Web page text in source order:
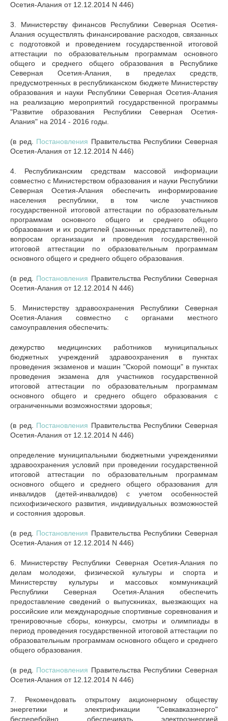
Осетия-Алания от 12.12.2014 N 446)
3. Министерству финансов Республики Северная Осетия-
Алания осуществлять финансирование расходов, связанных
с подготовкой и проведением государственной итоговой
аттестации по образовательным программам основного
общего и среднего общего образования в Республике
Северная Осетия-Алания, в пределах средств,
предусмотренных в республиканском бюджете Министерству
образования и науки Республики Северная Осетия-Алания
на реализацию мероприятий государственной программы
"Развитие образования Республики Северная Осетия-
Алания" на 2014 - 2016 годы.
(в ред. Постановления Правительства Республики Северная
Осетия-Алания от 12.12.2014 N 446)
4. Республиканским средствам массовой информации
совместно с Министерством образования и науки Республики
Северная Осетия-Алания обеспечить информирование
населения республики, в том числе участников
государственной итоговой аттестации по образовательным
программам основного общего и среднего общего
образования и их родителей (законных представителей), по
вопросам организации и проведения государственной
итоговой аттестации по образовательным программам
основного общего и среднего общего образования.
(в ред. Постановления Правительства Республики Северная
Осетия-Алания от 12.12.2014 N 446)
5. Министерству здравоохранения Республики Северная
Осетия-Алания совместно с органами местного
самоуправления обеспечить:
дежурство медицинских работников муниципальных
бюджетных учреждений здравоохранения в пунктах
проведения экзаменов и машин "Скорой помощи" в пунктах
проведения экзамена для участников государственной
итоговой аттестации по образовательным программам
основного общего и среднего общего образования с
ограниченными возможностями здоровья;
(в ред. Постановления Правительства Республики Северная
Осетия-Алания от 12.12.2014 N 446)
определение муниципальными бюджетными учреждениями
здравоохранения условий при проведении государственной
итоговой аттестации по образовательным программам
основного общего и среднего общего образования для
инвалидов (детей-инвалидов) с учетом особенностей
психофизического развития, индивидуальных возможностей
и состояния здоровья.
(в ред. Постановления Правительства Республики Северная
Осетия-Алания от 12.12.2014 N 446)
6. Министерству Республики Северная Осетия-Алания по
делам молодежи, физической культуры и спорта и
Министерству культуры и массовых коммуникаций
Республики Северная Осетия-Алания обеспечить
предоставление сведений о выпускниках, выезжающих на
российские или международные спортивные соревнования и
тренировочные сборы, конкурсы, смотры и олимпиады в
период проведения государственной итоговой аттестации по
образовательным программам основного общего и среднего
общего образования.
(в ред. Постановления Правительства Республики Северная
Осетия-Алания от 12.12.2014 N 446)
7. Рекомендовать открытому акционерному обществу
энергетики и электрификации "Севкавказэнерго"
бесперебойно обеспечивать электроэнергией